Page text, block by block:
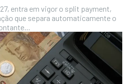
entra em vigor o split payment,
que separa automaticamente o